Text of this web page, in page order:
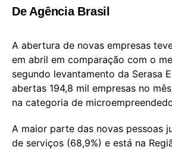
De Agência Brasil
A abertura de novas empresas
em abril em comparação com o
segundo levantamento da Serasa
abertas 194,8 mil empresas no
na categoria de
A maior parte das novas pessoas
de serviços (68,9%) e está na